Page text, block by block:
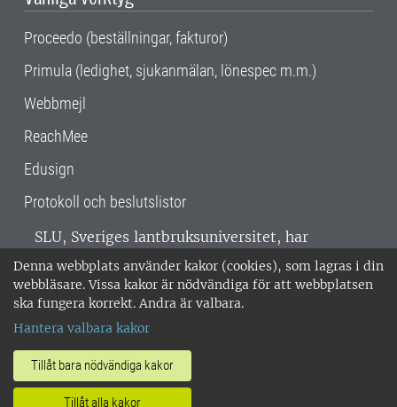
Denna webbplats använder kakor (cookies), som lagras i din
webbläsare. Vissa kakor är nödvändiga för att webbplatsen
ska fungera korrekt. Andra är valbara.
Hantera valbara kakor
Tillåt bara nödvändiga kakor
Tillåt alla kakor
Proceedo (beställningar, fakturor)
Primula (ledighet, sjukanmälan, lönespec m.m.)
Webbmejl
ReachMee
Edusign
Protokoll och beslutslistor
SLU, Sveriges lantbruksuniversitet, har
verksamhet över hela Sverige. Huvudorter är
Alnarp, Uppsala och Umeå.SLU är
miljöcertifierat enligt ISO 14001. •
018-67 10 00 • Org nr: 202100-2817 •
Om SLU:s webbplatser
•Hantera kakor•Behandling av